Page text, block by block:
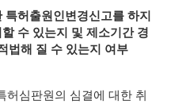
허출원인변경신고를 하지
수 있는지 및 제소기간 경
법해 질 수 있는지 여부
심판원의 심결에 대한 취